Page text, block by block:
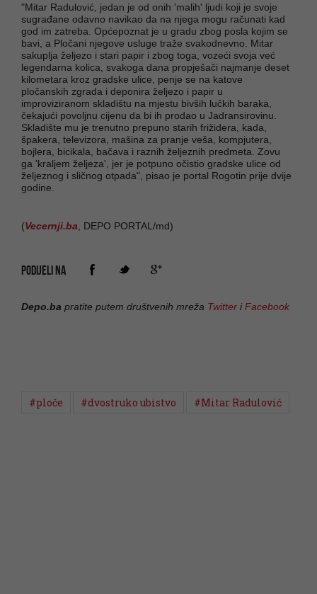
"Mitar Radulović, jedan je od onih 'malih' ljudi koji je svoje
sugrađane odavno navikao da na njega mogu računati kad
god im zatreba. Općepoznat je u gradu zbog posla kojim se
bavi, a Pločani njegove usluge traže svakodnevno. Mitar
sakuplja željezo i stari papir i zbog toga, vozeći svoja već
legendarna kolica, svakoga dana propješači najmanje deset
kilometara kroz gradske ulice, penje se na katove
pločanskih zgrada i deponira željezo i papir u
improviziranom skladištu na mjestu bivših lučkih baraka,
čekajući povoljnu cijenu da bi ih prodao u Jadransirovinu.
Skladište mu je trenutno prepuno starih frižidera, kada,
špakera, televizora, mašina za pranje veša, kompjutera,
bojlera, bicikala, bačava i raznih željeznih predmeta. Zovu
ga 'kraljem željeza', jer je potpuno očistio gradske ulice od
željeznog i sličnog otpada", pisao je portal Rogotin prije dvije
godine.
(Vecernji.ba , DEPO PORTAL/md)
PODIJELI NA
Depo.ba pratite putem društvenih mreža Twitter iFacebook
#ploče #dvostruko ubistvo #Mitar Radulović